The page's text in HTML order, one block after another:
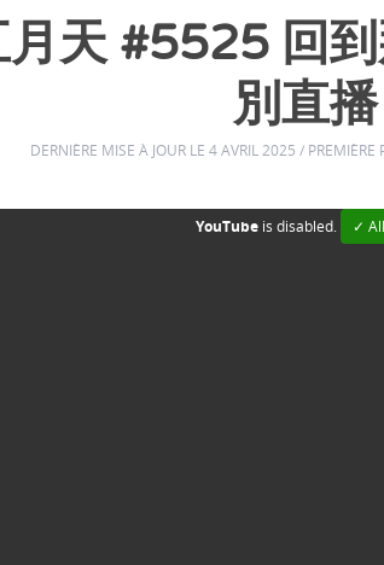
月天 #5525 回
別直播
DERNIÈRE MISE À JOUR LE 4 AVRIL 2025 /
YouTubeis disabled. ✓